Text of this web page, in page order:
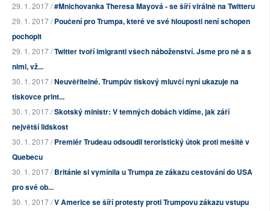
29. 1. 2017 /#Mnichovanka Theresa Mayová - se šíří virálně na Twitteru
29. 1. 2017 /Poučení pro Trumpa, které ve své hlouposti není schopen
pochopit
29. 1. 2017 /Twitter tvoří imigranti všech náboženství. Jsme pro ně a s
nimi, vž...
30. 1. 2017 /Neuvěřitelné. Trumpův tiskový mluvčí nyní ukazuje na
tiskovce print...
30. 1. 2017 /Skotský ministr: V temných dobách vidíme, jak září
největší lidskost
30. 1. 2017 /Premiér Trudeau odsoudil teroristický útok proti mešitě v
Quebecu
30. 1. 2017 /Británie si vymínila u Trumpa ze zákazu cestování do USA
pro své ob...
30. 1. 2017 /V Americe se šíří protesty proti Trumpovu zákazu vstupu